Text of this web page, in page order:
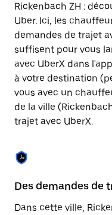
une
date.
Appuyez
sur
la
touche
Échap
pour
fermer
le
calendrier.
Rickenbach ZH :
Uber. Ici, les
demandes de trajet
suffisent pour vous
avec UberX dans
à votre destination
vous avec un
de la ville
trajet avec UberX.
Des demandes de
Dans cette ville,